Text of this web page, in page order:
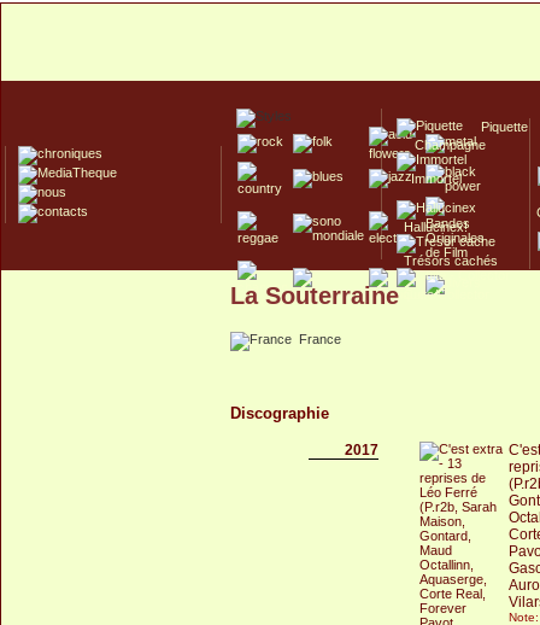
Piquette
Champagne
Immortel
Hallucinex!
Trésors cachés
Culte/Collector
La Souterraine
France
Discographie
2017